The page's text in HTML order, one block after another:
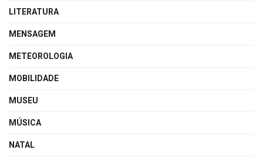
LITERATURA
MENSAGEM
METEOROLOGIA
MOBILIDADE
MUSEU
MÚSICA
NATAL